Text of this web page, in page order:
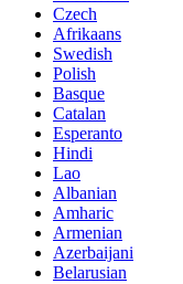
Czech
Afrikaans
Swedish
Polish
Basque
Catalan
Esperanto
Hindi
Lao
Albanian
Amharic
Armenian
Azerbaijani
Belarusian